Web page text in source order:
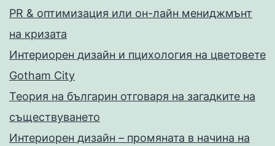
PR & оптимизация или он-лайн мениджмънт
на кризата
Интериорен дизайн и пцихология на цветовете
Gotham City
Теория на българин отговаря на загадките на
съществуването
Интериорен дизайн – промяната в начина на